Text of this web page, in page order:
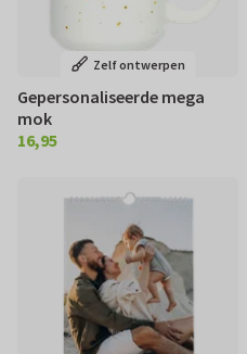
Zelf ontwerpen
Gepersonaliseerde mega
mok
€ 16,95
16,95